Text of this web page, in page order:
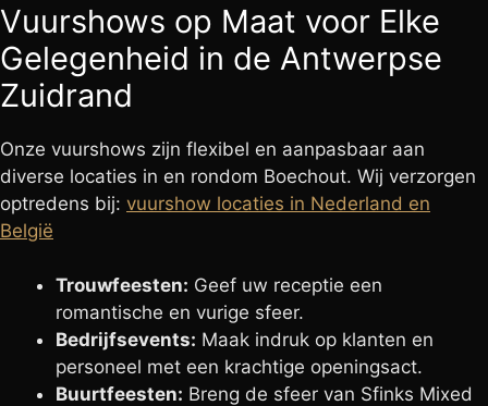
Vuurshows op Maat voor Elke
Gelegenheid in de Antwerpse
Zuidrand
Onze vuurshows zijn flexibel en aanpasbaar aan
diverse locaties in en rondom Boechout. Wij verzorgen
optredens bij: vuurshow locaties in Nederland en
België
Trouwfeesten: Geef uw receptie een
romantische en vurige sfeer.
Bedrijfsevents: Maak indruk op klanten en
personeel met een krachtige openingsact.
Buurtfeesten: Breng de sfeer van Sfinks Mixed